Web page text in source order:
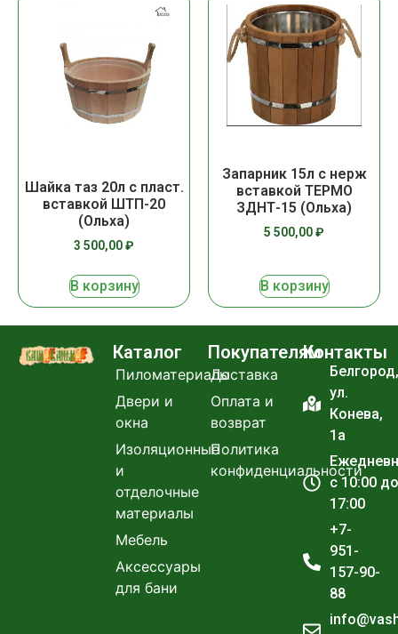
Шайка таз 20л с пласт.
вставкой ШТП-20
(Ольха)
3 500,00₽
В корзину
Запарник 15л с нерж
вставкой ТЕРМО
ЗДНТ-15 (Ольха)
5 500,00₽
В корзину
Каталог
Пиломатериалы
Двери и
окна
Изоляционные
и
отделочные
материалы
Мебель
Аксессуары
для бани
Покупателям
Доставка
Оплата и
возврат
Политика
конфиденциальности
Контакты
Белгород,
ул.
Конева,
1а
с 10:00 до
17:00
+7-
951-
157-90-
88